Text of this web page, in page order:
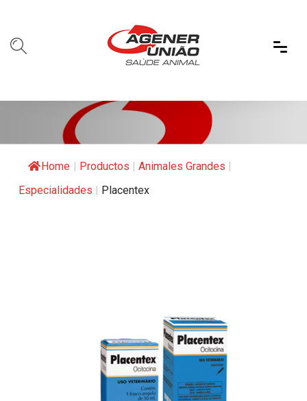
Home | Productos | Animales Grandes |
Especialidades | Placentex